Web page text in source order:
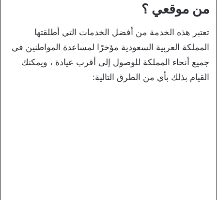
من موقعي ؟
تعتبر هذه الخدمة من أفضل الخدمات التي أطلقتها
المملكة العربية السعودية مؤخرًا لمساعدة المواطنين في
جميع أنحاء المملكة للوصول إلى أقرب عيادة ، ويمكنك
القيام بذلك بأي من الطرق التالية: